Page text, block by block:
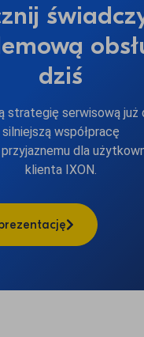
dziś
strategię serwisową już
silniejszą współpracę
dla
klienta IXON.